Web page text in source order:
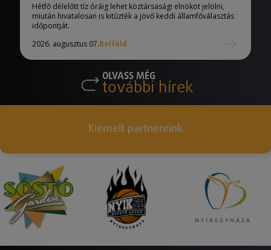
Hétfő délelőtt tíz óráig lehet köztársasági elnököt jelölni,
miután hivatalosan is kitűzték a jövő keddi államfőválasztás
időpontját.
2026. augusztus 07.Belföld
OLVASS MÉG
további hírek
Kiemelt partnereink